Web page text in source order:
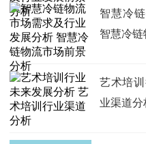
智慧冷
智慧冷
艺术培
业渠道分